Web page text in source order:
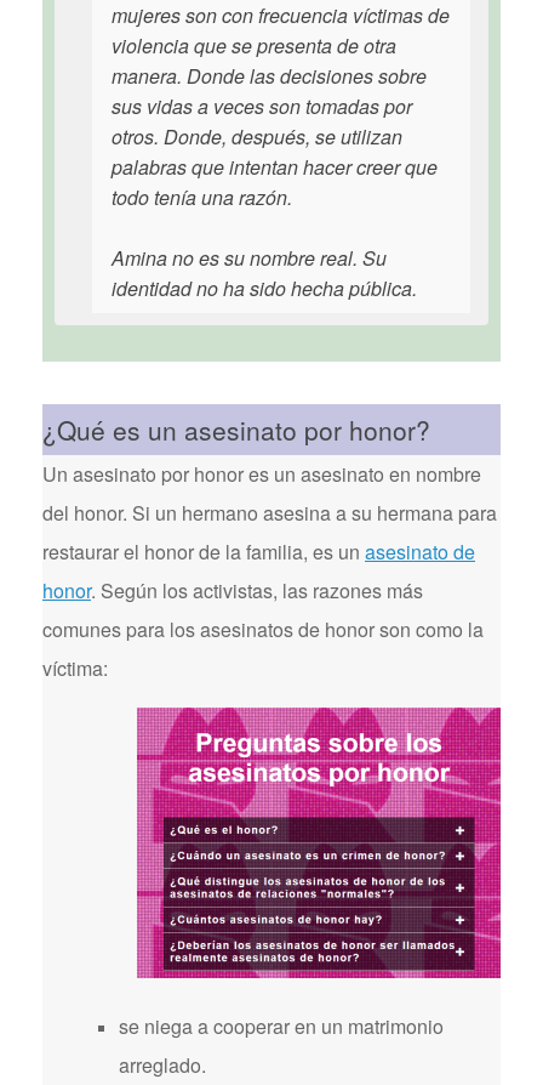
mujeres son con frecuencia víctimas de
violencia que se presenta de otra
manera. Donde las decisiones sobre
sus vidas a veces son tomadas por
otros. Donde, después, se utilizan
palabras que intentan hacer creer que
todo tenía una razón.
Amina no es su nombre real. Su
identidad no ha sido hecha pública.
¿Qué es un asesinato por honor?
Un asesinato por honor es un asesinato en nombre
del honor. Si un hermano asesina a su hermana para
restaurar el honor de la familia, es un asesinato de
honor. Según los activistas, las razones más
comunes para los asesinatos de honor son como la
víctima:
se niega a cooperar en un matrimonio
arreglado.